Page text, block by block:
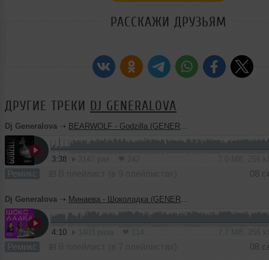
РАССКАЖИ ДРУЗЬЯМ
ДРУГИЕ ТРЕКИ DJ GENERALOVA
Dj Generalova ➝ BEARWOLF - Godzilla (GENERALOVA&PSPROJECT)Remix
3:38
Ремикс 08
Dj Generalova ➝ Минаева - Шоколадка (GENERALOVA&PSPROJECT)Remix
4:10
Ремикс 08